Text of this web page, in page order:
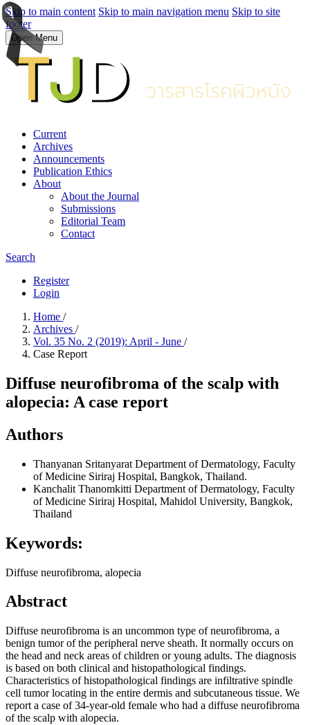
Skip to main content Skip to main navigation menu Skip to site
footer
Open Menu
Current
Archives
Announcements
Publication Ethics
About
About the Journal
Submissions
Editorial Team
Contact
Search
Register
Login
Home /
Archives /
Vol. 35 No. 2 (2019): April - June /
Case Report
Diffuse neurofibroma of the scalp with
alopecia: A case report
Authors
Thanyanan Sritanyarat Department of Dermatology, Faculty
of Medicine Siriraj Hospital, Bangkok, Thailand.
Kanchalit Thanomkitti Department of Dermatology, Faculty
of Medicine Siriraj Hospital, Mahidol University, Bangkok,
Thailand
Keywords:
Diffuse neurofibroma, alopecia
Abstract
Diffuse neurofibroma is an uncommon type of neurofibroma, a
benign tumor of the peripheral nerve sheath. It normally occurs on
the head and neck areas of children or young adults. The diagnosis
is based on both clinical and histopathological findings.
Characteristics of histopathological findings are infiltrative spindle
cell tumor locating in the entire dermis and subcutaneous tissue. We
report a case of 34-year-old female who had a diffuse neurofibroma
of the scalp with alopecia.